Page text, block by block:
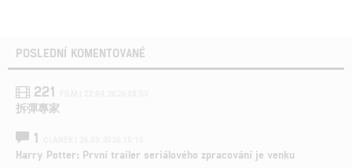
POSLEDNÍ KOMENTOVANÉ
221
拆彈專家
1
Harry Potter: První trailer seriálového zpracování je venku